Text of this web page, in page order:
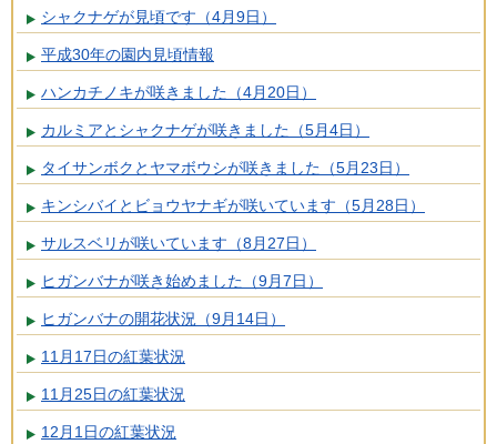
シャクナゲが見頃です（4月9日）
平成30年の園内見頃情報
ハンカチノキが咲きました（4月20日）
カルミアとシャクナゲが咲きました（5月4日）
タイサンボクとヤマボウシが咲きました（5月23日）
キンシバイとビョウヤナギが咲いています（5月28日）
サルスベリが咲いています（8月27日）
ヒガンバナが咲き始めました（9月7日）
ヒガンバナの開花状況（9月14日）
11月17日の紅葉状況
11月25日の紅葉状況
12月1日の紅葉状況